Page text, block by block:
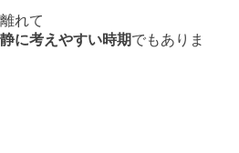
れて
に考えやすい時期でもありま